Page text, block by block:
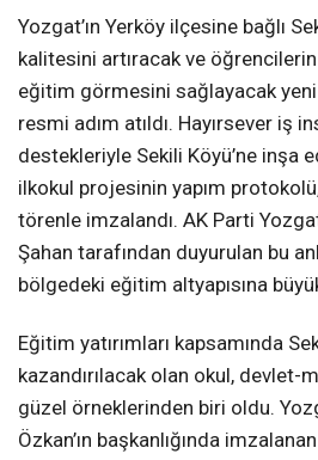
Yozgat’ın Yerköy ilçesine bağlı
kalitesini artıracak ve
eğitim görmesini sağlayacak
resmi adım atıldı. Hayırsever iş
destekleriyle Sekili Köyü’ne inşa
ilkokul projesinin yapım
törenle imzalandı. AK Parti
Şahan tarafından duyurulan bu
bölgedeki eğitim altyapısına
Eğitim yatırımları kapsamında
kazandırılacak olan okul, devlet-
güzel örneklerinden biri oldu.
Özkan’ın başkanlığında